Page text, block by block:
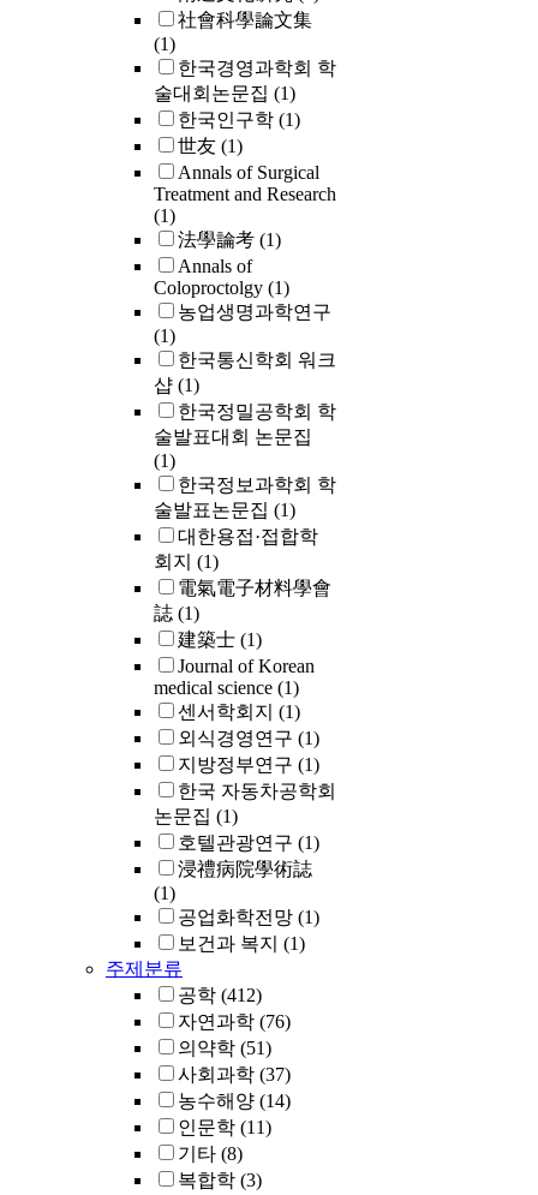
社會科學論文集
(1)
한국경영과학회 학
술대회논문집 (1)
한국인구학 (1)
世友 (1)
Annals of Surgical
Treatment and Research
(1)
法學論考 (1)
Annals of
Coloproctolgy (1)
농업생명과학연구
(1)
한국통신학회 워크
샵 (1)
한국정밀공학회 학
술발표대회 논문집
(1)
한국정보과학회 학
술발표논문집 (1)
대한용접·접합학
회지 (1)
電氣電子材料學會
誌 (1)
建築士 (1)
Journal of Korean
medical science (1)
센서학회지 (1)
외식경영연구 (1)
지방정부연구 (1)
한국 자동차공학회
논문집 (1)
호텔관광연구 (1)
浸禮病院學術誌
(1)
공업화학전망 (1)
보건과 복지 (1)
주제분류
공학 (412)
자연과학 (76)
의약학 (51)
사회과학 (37)
농수해양 (14)
인문학 (11)
기타 (8)
복합학 (3)